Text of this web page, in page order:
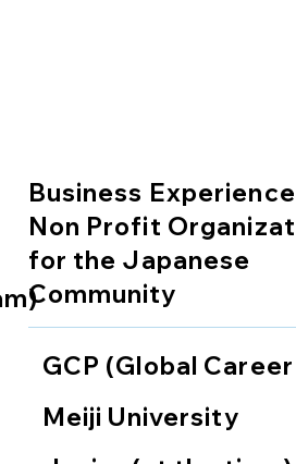
Business
Non Profit
for the Japanese
Community
GCP (Global
Meiji University